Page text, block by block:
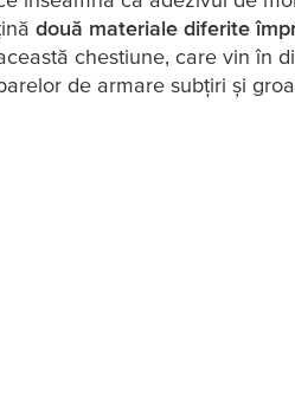
două materiale diferite
chestiune, care vin în
de armare subțiri și